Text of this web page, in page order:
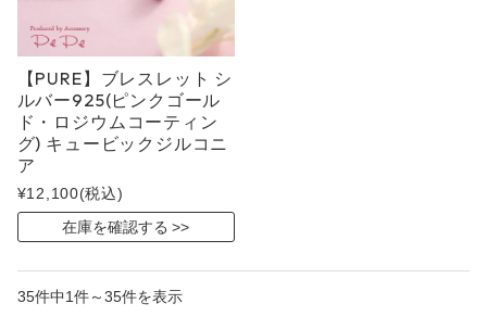
【PURE】ブレスレット シ
ルバー925(ピンクゴール
ド・ロジウムコーティン
グ) キュービックジルコニ
ア
¥12,100(税込)
在庫を確認する
35件中1件～35件を表示